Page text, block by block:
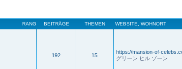
RANG BEITRÄGE THEMEN WEBSITE WOHNORT
192 15
https://mansion-of-
グリーン ヒル ゾーン